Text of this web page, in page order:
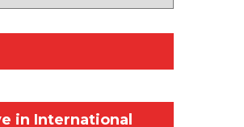
in International